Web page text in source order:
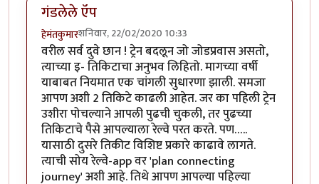
गंडलेले ऍप
हेमंतकुमारशनिवार, 22/02/2020 10:33
वरील सर्व दुवे छान ! ट्रेन बदलून जो जोडप्रवास असतो,
त्याच्या इ- तिकिटाचा अनुभव लिहितो. मागच्या वर्षी
याबाबत नियमात एक चांगली सुधारणा झाली. समजा
आपण अशी 2 तिकिटे काढली आहेत. जर का पहिली ट्रेन
उशीरा पोचल्याने आपली पुढची चुकली, तर पुढच्या
तिकिटाचे पैसे आपल्याला रेल्वे परत करते. पण…..
यासाठी दुसरे तिकीट विशिष्ट प्रकारे काढावे लागते.
त्याची सोय रेल्वे-app वर 'plan connecting
journey' अशी आहे. तिथे आपण आपल्या पहिल्या